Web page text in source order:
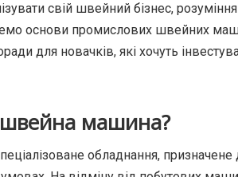
свій швейний бізнес,
основи промислових швейних
для новачків, які хочуть
машина?
обладнання, призначене